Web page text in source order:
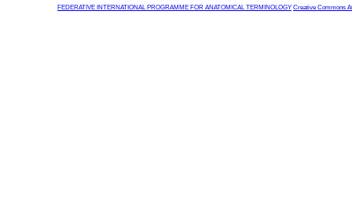
FEDERATIVE INTERNATIONAL PROGRAMME FOR ANATOMICAL TERMINOLOGY Creative Commons